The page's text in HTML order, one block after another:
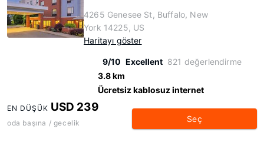
4265 Genesee St, Buffalo, New
York 14225, US
Haritayı göster
9/10 Excellent 821 değerlendirme
3.8 km
Ücretsiz kablosuz internet
EN DÜŞÜK USD 239
oda başına / gecelik Seç